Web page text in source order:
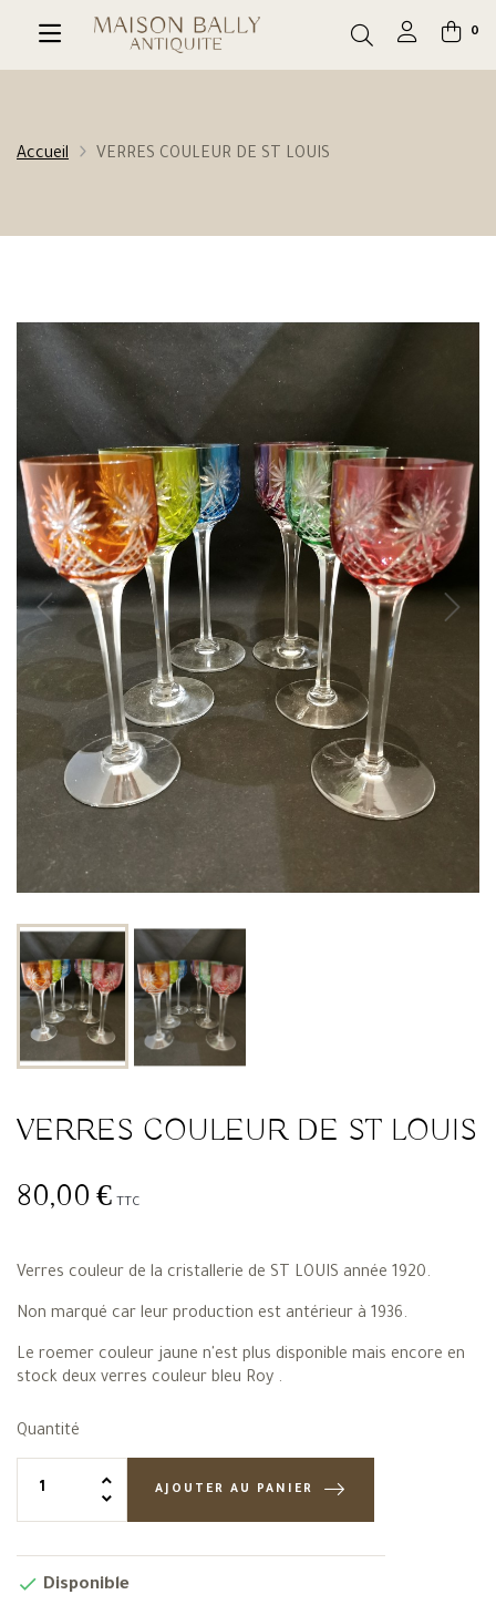
0
Accueil VERRES COULEUR DE ST LOUIS
VERRES COULEUR DE ST LOUIS
80,00 € TTC
Verres couleur de la cristallerie de ST LOUIS année 1920.
Non marqué car leur production est antérieur à 1936.
Le roemer couleur jaune n'est plus disponible mais encore en
stock deux verres couleur bleu Roy .
Quantité
AJOUTER AU PANIER
 Disponible